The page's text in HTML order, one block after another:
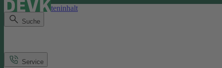
Direkt zum Seiteninhalt
Suche
Service